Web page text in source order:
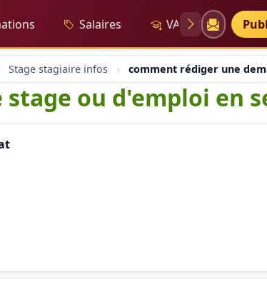
Salaires VAE
Stage stagiaire infos comment rédiger une
ou d'emploi en